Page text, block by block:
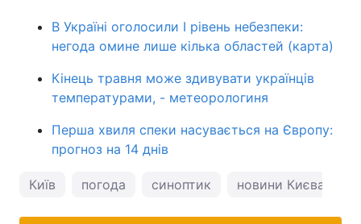
В Україні оголосили I рівень небезпеки:
негода омине лише кілька областей (карта)
Кінець травня може здивувати українців
температурами, - метеорологиня
Перша хвиля спеки насувається на Європу:
прогноз на 14 днів
Київ погода синоптик новини Києва